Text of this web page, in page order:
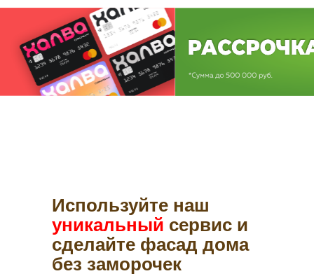
Используйте наш
уникальный сервис и
сделайте фасад дома
без заморочек